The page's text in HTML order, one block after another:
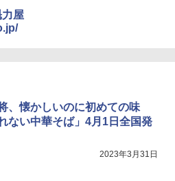
らーめん 108g×10袋 保存食 備蓄
プヌードル カップヌードルPRO シ
ドヌードル 高たんぱく&低糖質 さ
分控えめ 78g×12個
理 フラットテーブル トースト機
メニュー33種 簡単お手入れ ブラ
YRZ-WF150TV(B)
屋
、懐かしいのに初めての味
ない中華そば」4月1日全国発
2023年3月31日